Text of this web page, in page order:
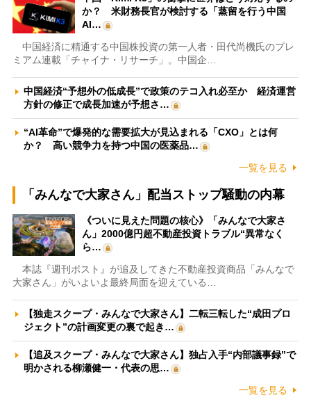
か？ 米財務長官が検討する「蒸留を行う中国
AI…
中国経済に精通する中国株投資の第一人者・田代尚機氏のプレ
ミアム連載「チャイナ・リサーチ」。中国企…
中国経済“予想外の低成長”で政策のテコ入れ必至か 経済運営
方針の修正で成長加速が予想さ…
“AI革命”で爆発的な需要拡大が見込まれる「CXO」とは何
か？ 高い競争力を持つ中国の医薬品…
一覧を見る
「みんなで大家さん」配当ストップ騒動の内幕
《ついに見えた問題の核心》「みんなで大家さ
ん」2000億円超不動産投資トラブル“異常なく
ら…
本誌『週刊ポスト』が追及してきた不動産投資商品「みんなで
大家さん」がいよいよ最終局面を迎えている…
【独走スクープ・みんなで大家さん】二転三転した“成田プロ
ジェクト”の計画変更の裏で起き…
【追及スクープ・みんなで大家さん】独占入手“内部議事録”で
明かされる柳瀬健一・代表の思…
一覧を見る